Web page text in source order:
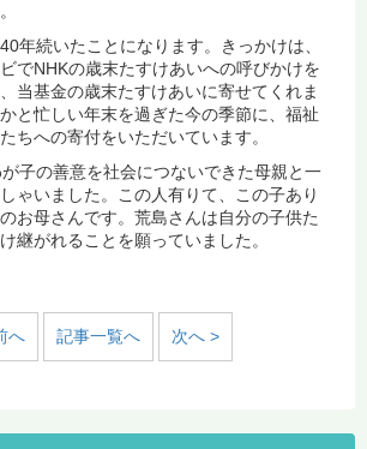
年続いたことになります。きっかけは、
でNHKの歳末たすけあいへの呼びかけを
当基金の歳末たすけあいに寄せてくれま
と忙しい年末を過ぎた今の季節に、福祉
ちへの寄付をいただいています。
子の善意を社会につないできた母親と一
ゃいました。この人有りて、この子あり
お母さんです。荒島さんは自分の子供た
継がれることを願っていました。
へ 記事一覧へ 次へ >